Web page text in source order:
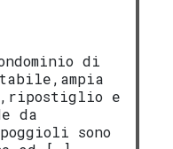
di
e
da
sono